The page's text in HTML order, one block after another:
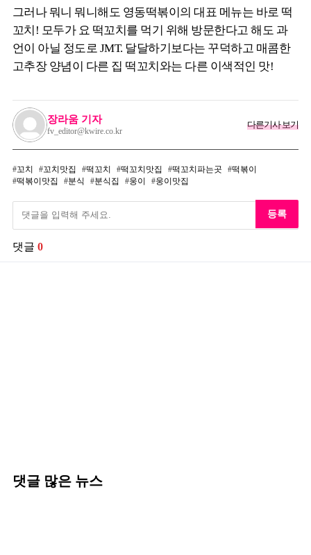
그러나 뭐니 뭐니해도 영동떡볶이의 대표 메뉴는 바로 떡
꼬치! 모두가 요 떡꼬치를 먹기 위해 방문한다고 해도 과
언이 아닐 정도로 JMT. 달달하기보다는 꾸덕하고 매콤한
고추장 양념이 다른 집 떡꼬치와는 다른 이색적인 맛!
장라움 기자
fv_editor@kwire.co.kr
다른기사 보기
꼬치 꼬치맛집 떡꼬치 떡꼬치맛집 떡꼬치파는곳
떡볶이
떡볶이맛집
분식 분식집 웅이 웅이맛집
등록
댓글 0
댓글 많은 뉴스